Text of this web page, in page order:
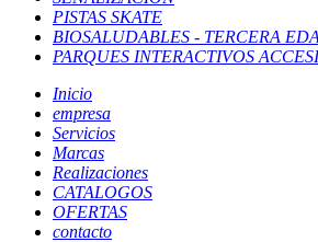
PISTAS SKATE
BIOSALUDABLES - TERCERA
PARQUES INTERACTIVOS
Inicio
empresa
Servicios
Marcas
Realizaciones
CATALOGOS
OFERTAS
contacto